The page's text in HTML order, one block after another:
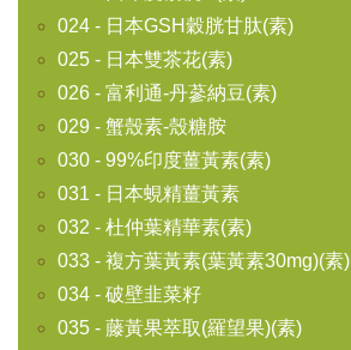
024 - 日本GSH穀胱甘肽(素)
025 - 日本雙茶花(素)
026 - 富利通-丹蔘納豆(素)
029 - 蟹殼素-殼糖胺
030 - 99%印度薑黃素(素)
031 - 日本蜆精薑黃素
032 - 杜仲葉精華素(素)
033 - 複方葉黃素(葉黃素30mg)(素)
034 - 破壁韭菜籽
035 - 藤黃果萃取(羅望果)(素)